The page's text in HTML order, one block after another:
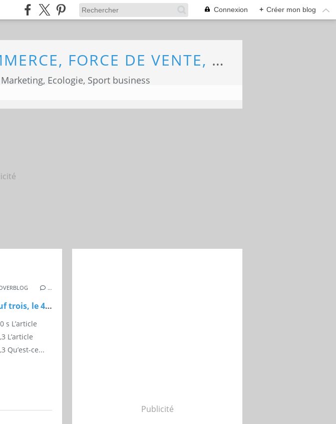
Connexion + Créer mon blog
ECONOMIE, MARKETING, COMMERCE, FORCE DE VENTE, ECOLOGIE
Ecologie, Sport business
…
L’article quarante-neuf trois, le 49,3
s L’article
L’article
Qu’est-ce...
Publicité